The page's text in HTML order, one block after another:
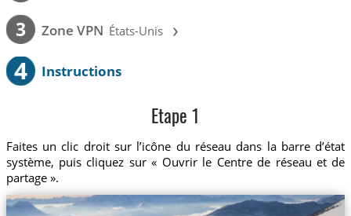
3 Zone VPN États-Unis ›
4 Instructions
Etape 1
Faites un clic droit sur l’icône du réseau dans la barre d’état
système, puis cliquez sur « Ouvrir le Centre de réseau et de
partage ».